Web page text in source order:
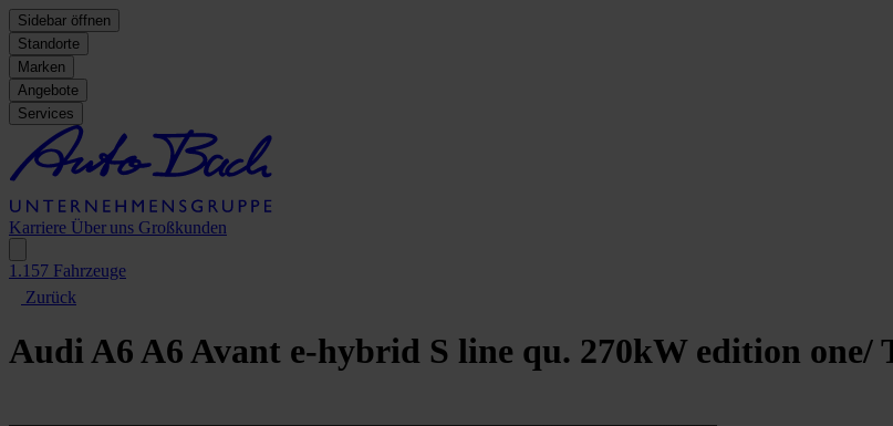
Sidebar öffnen
Standorte
Marken
Angebote
Services
Karriere Über uns Großkunden
1.157 Fahrzeuge
Zurück
Audi A6A6 Avant e-hybrid S line qu. 270kW edition one/